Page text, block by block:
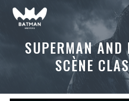
Aller
SUPERMAN AND
SCÈNE